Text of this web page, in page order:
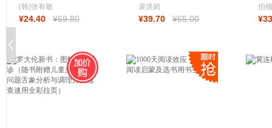
（3-4岁）
[韩]张有敬
¥24.40 ¥69.80
（增订本）
裴洪岗
¥39.70 ¥65.00
版）
伯
¥33